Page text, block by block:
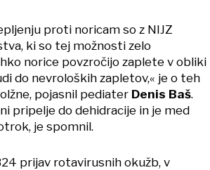
proti noricam so z NIJZ
ki so tej možnosti zelo
norice povzročijo zaplete v obliki
do nevroloških zapletov,« je o teh
pojasnil pediater Denis Baš.
pripelje do dehidracije in je med
je spomnil.
prijav rotavirusnih okužb, v